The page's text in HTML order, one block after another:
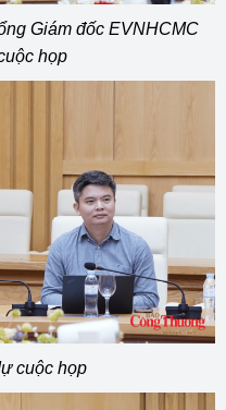
Giám đốc EVNHCMC
họp
cuộc họp